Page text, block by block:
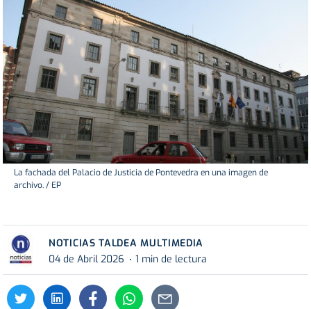
La fachada del Palacio de Justicia de Pontevedra en una imagen de
archivo. / EP
NOTICIAS TALDEA MULTIMEDIA
04 de Abril 2026
1 min de lectura